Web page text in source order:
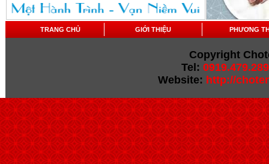
TRANG CHỦ GIỚI THIỆU PHƯƠNG
Copyright
Tel: 0919.479.289
Website: http://